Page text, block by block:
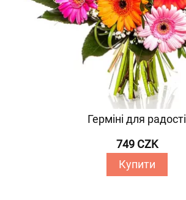
Герміні для радості
749 CZK
Купити